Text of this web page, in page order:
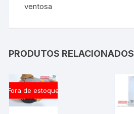
ventosa
PRODUTOS RELACIONADOS
Fora de estoque